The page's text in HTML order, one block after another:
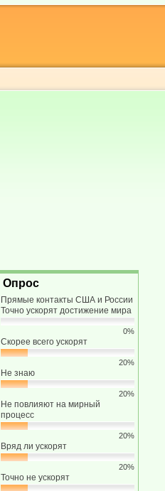
Опрос
Прямые контакты США и России
Точно ускорят достижение мира
0%
Скорее всего ускорят
20%
Не знаю
20%
Не повлияют на мирный
процесс
20%
Вряд ли ускорят
20%
Точно не ускорят